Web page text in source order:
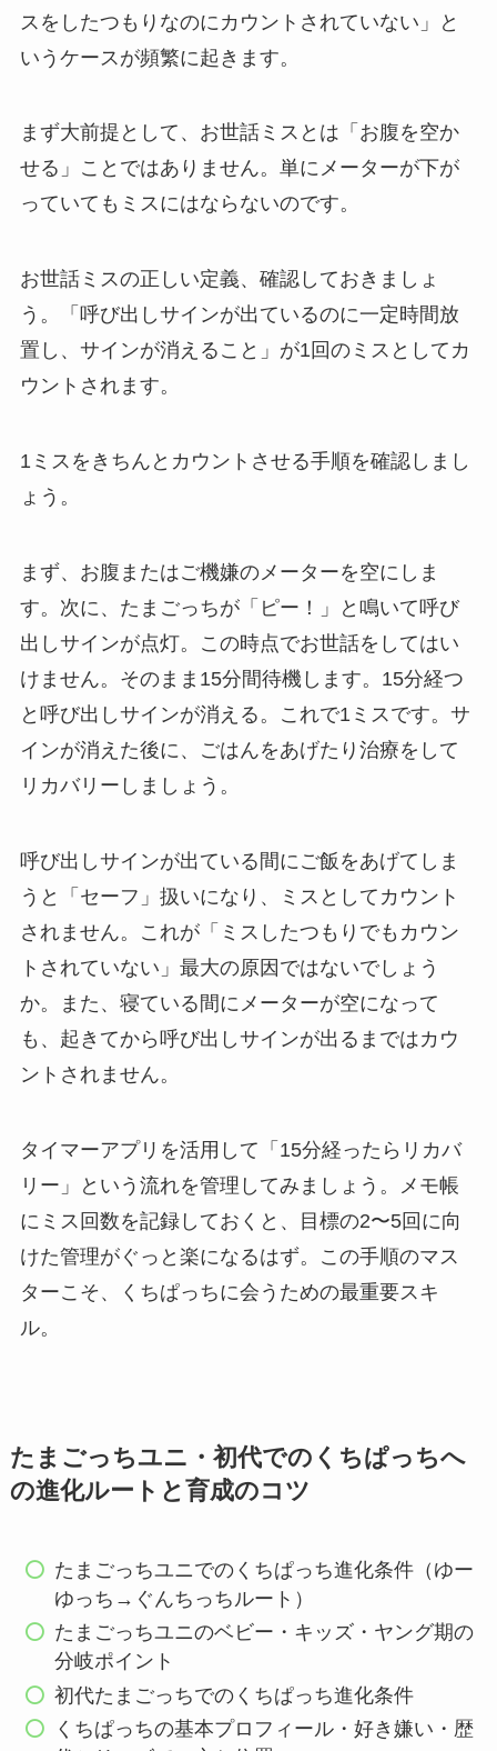
スをしたつもりなのにカウントされていない」と
いうケースが頻繁に起きます。
まず大前提として、お世話ミスとは「お腹を空か
せる」ことではありません。単にメーターが下が
っていてもミスにはならないのです。
お世話ミスの正しい定義、確認しておきましょ
う。「呼び出しサインが出ているのに一定時間放
置し、サインが消えること」が1回のミスとしてカ
ウントされます。
1ミスをきちんとカウントさせる手順を確認しまし
ょう。
まず、お腹またはご機嫌のメーターを空にしま
す。次に、たまごっちが「ピー！」と鳴いて呼び
出しサインが点灯。この時点でお世話をしてはい
けません。そのまま15分間待機します。15分経つ
と呼び出しサインが消える。これで1ミスです。サ
インが消えた後に、ごはんをあげたり治療をして
リカバリーしましょう。
呼び出しサインが出ている間にご飯をあげてしま
うと「セーフ」扱いになり、ミスとしてカウント
されません。これが「ミスしたつもりでもカウン
トされていない」最大の原因ではないでしょう
か。また、寝ている間にメーターが空になって
も、起きてから呼び出しサインが出るまではカウ
ントされません。
タイマーアプリを活用して「15分経ったらリカバ
リー」という流れを管理してみましょう。メモ帳
にミス回数を記録しておくと、目標の2〜5回に向
けた管理がぐっと楽になるはず。この手順のマス
ターこそ、くちぱっちに会うための最重要スキ
ル。
たまごっちユニ・初代でのくちぱっちへ
の進化ルートと育成のコツ
たまごっちユニでのくちぱっち進化条件（ゆー
ゆっち→ぐんちっちルート）
たまごっちユニのベビー・キッズ・ヤング期の
分岐ポイント
初代たまごっちでのくちぱっち進化条件
くちぱっちの基本プロフィール・好き嫌い・歴